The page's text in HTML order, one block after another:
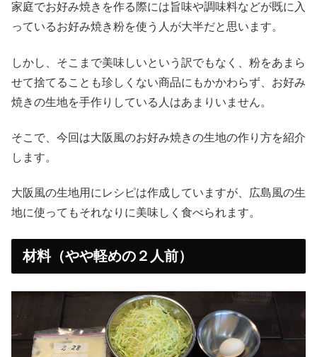
家庭でお好み焼きを作る際には旨味や調味料などが既に入
っているお好み焼き粉を使う人が大半だと思います。
しかし、そこまで美味しいという訳でもなく、粉をあまら
せて捨てることも珍しくない商品にもかかわらず、お好み
焼きの生地を手作りしている人はあまりいません。
そこで、今回は大阪風のお好み焼きの生地の作り方を紹介
します。
大阪風の生地用にレシピは作成していますが、広島風の生
地に使ってもそれなりに美味しく食べられます。
材料（やや軽めの２人前）